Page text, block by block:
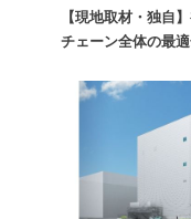
【現地取材・独自
チェーン全体の最